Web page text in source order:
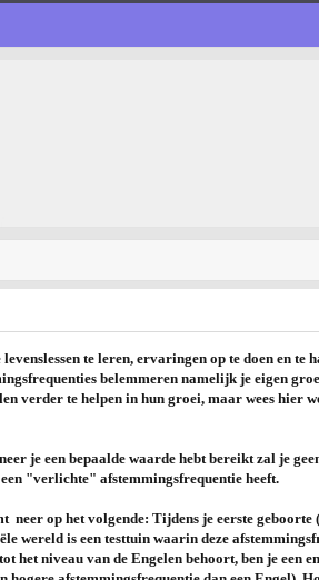
te leren, ervaringen op te doen en te
belemmeren namelijk je eigen
verder te helpen in hun groei, maar wees hier
je een bepaalde waarde hebt bereikt zal je
"verlichte" afstemmingsfrequentie heeft.
op het volgende: Tijdens je eerste geboorte
wereld is een testtuin waarin deze
niveau van de Engelen behoort, ben je een